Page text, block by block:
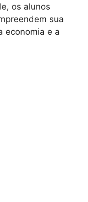
os alunos
sua
economia e a